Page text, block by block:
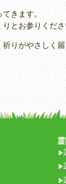
きます。
とお参りくださ
りがやさしく届